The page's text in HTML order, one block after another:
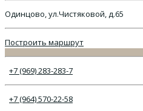
Одинцово, ул.Чистяковой, д.65
Построить маршрут
+7 (969) 283-283-7
+7 (964) 570-22-58